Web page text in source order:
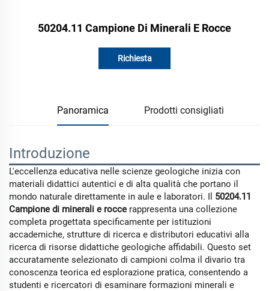
50204.11 Campione Di Minerali E Rocce
Richiesta
Panoramica Prodotti consigliati
Introduzione
L'eccellenza educativa nelle scienze geologiche inizia con
materiali didattici autentici e di alta qualità che portano il
mondo naturale direttamente in aule e laboratori. Il 50204.11
Campione di minerali e rocce rappresenta una collezione
completa progettata specificamente per istituzioni
accademiche, strutture di ricerca e distributori educativi alla
ricerca di risorse didattiche geologiche affidabili. Questo set
accuratamente selezionato di campioni colma il divario tra
conoscenza teorica ed esplorazione pratica, consentendo a
studenti e ricercatori di esaminare formazioni minerali e